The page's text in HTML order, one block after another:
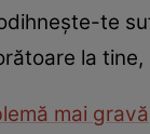
te
la
mai gravă